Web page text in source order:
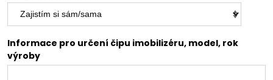
Informace pro určení čipu imobilizéru, model, rok
výroby